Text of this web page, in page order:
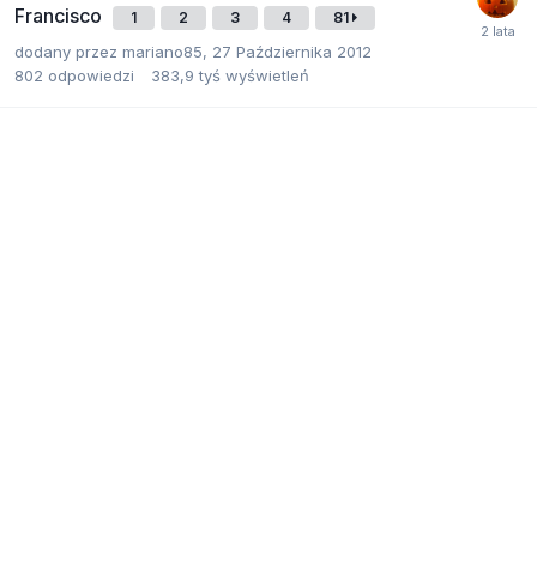
Francisco
1 2 3 4 81
dodany przez mariano85, 27 Października 2012
802 odpowiedzi 383,9 tyś wyświetleń